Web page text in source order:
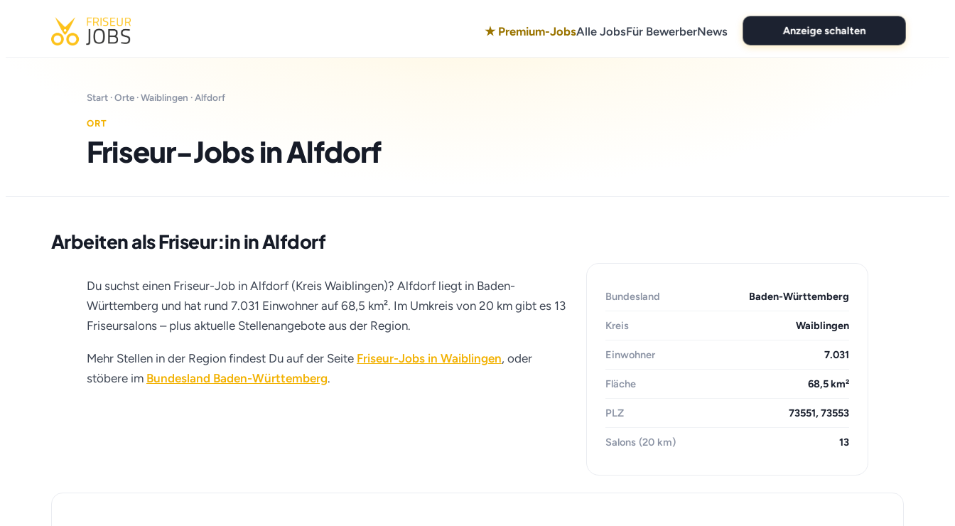
★ Premium-JobsAlle JobsFür BewerberNews Anzeige schalten
Start ·Orte ·Waiblingen · Alfdorf
ORT
Friseur-Jobs in Alfdorf
Arbeiten als Friseur:in in Alfdorf
Du suchst einen Friseur-Job in Alfdorf (Kreis Waiblingen)? Alfdorf liegt in Baden-
Württemberg und hat rund 7.031 Einwohner auf 68,5 km². Im Umkreis von 20 km gibt es 13
Friseursalons – plus aktuelle Stellenangebote aus der Region.
Mehr Stellen in der Region findest Du auf der Seite Friseur-Jobs in Waiblingen, oder
stöbere im Bundesland Baden-Württemberg.
Bundesland Baden-Württemberg
Kreis Waiblingen
Einwohner 7.031
Fläche 68,5 km²
PLZ 73551, 73553
Salons (20 km) 13